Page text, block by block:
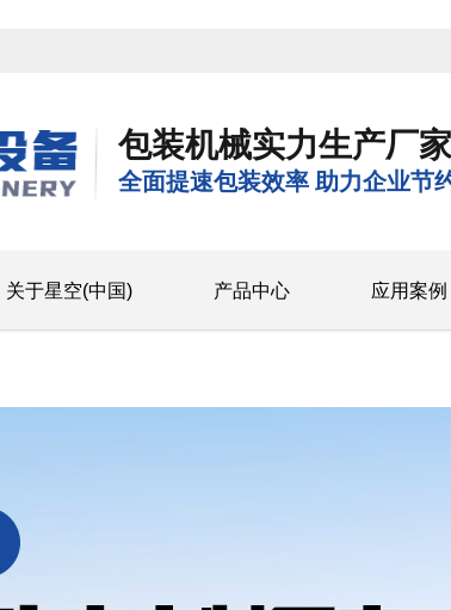
包装机械实力生产厂家
全面提速包装效率 助力企业节
关于星空(中国) 产品中心 应用案例